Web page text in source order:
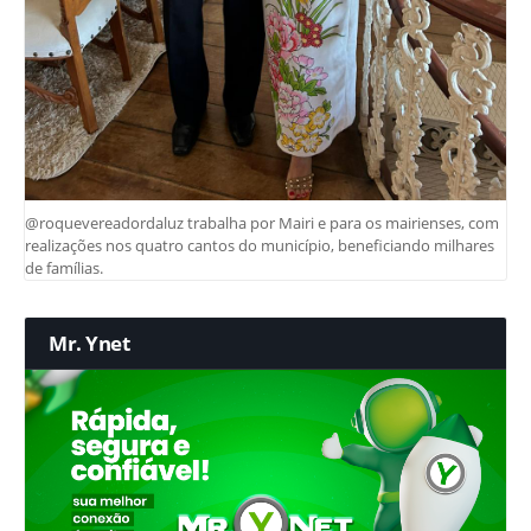
@roquevereadordaluz trabalha por Mairi e para os mairienses, com
realizações nos quatro cantos do município, beneficiando milhares
de famílias.
Mr. Ynet